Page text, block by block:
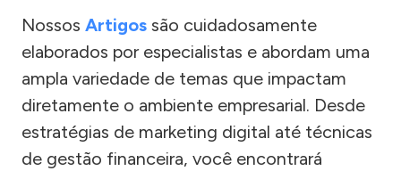
Nossos Artigos são cuidadosamente
elaborados por especialistas e abordam uma
ampla variedade de temas que impactam
diretamente o ambiente empresarial. Desde
estratégias de marketing digital até técnicas
de gestão financeira, você encontrará